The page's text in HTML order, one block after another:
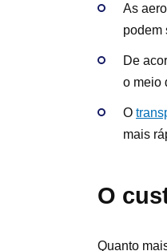
As
podem
De
o meio
O
mais
O
Quanto